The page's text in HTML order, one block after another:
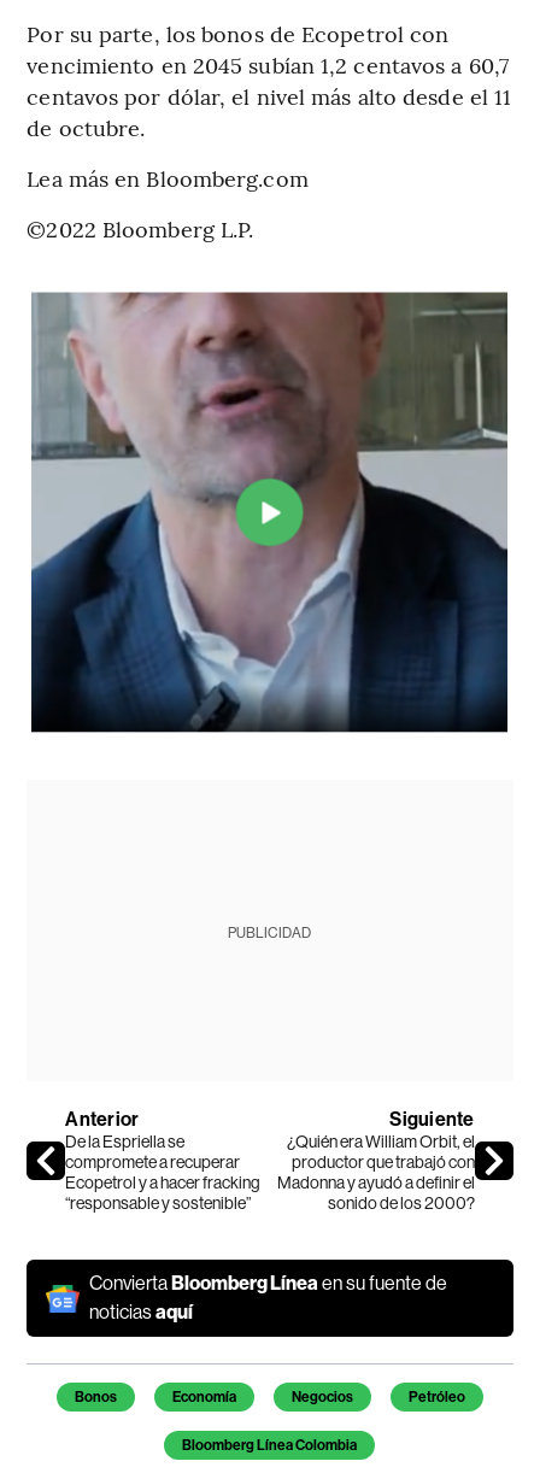
Por su parte, los bonos de Ecopetrol con
vencimiento en 2045 subían 1,2 centavos a 60,7
centavos por dólar, el nivel más alto desde el 11
de octubre.
Lea más en Bloomberg.com
©2022 Bloomberg L.P.
PUBLICIDAD
Anterior
De la Espriella se
compromete a recuperar
Ecopetrol y a hacer fracking
“responsable y sostenible”
Siguiente
¿Quién era William Orbit, el
productor que trabajó con
Madonna y ayudó a definir el
sonido de los 2000?
Convierta Bloomberg Líneaen su fuente de
noticiasaquí
Temas de este artículo
Bonos Economía Negocios Petróleo
Bloomberg Línea Colombia